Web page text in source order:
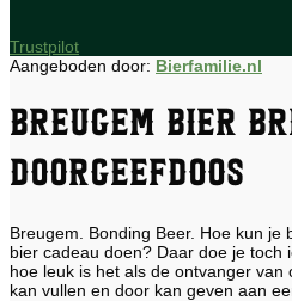
Trustpilot
Aangeboden door: Bierfamilie.nl
Breugem Bier
Doorgeefdoos
Breugem. Bonding Beer. Hoe kun je
bier cadeau doen? Daar doe je toch
hoe leuk is het als de ontvanger van
kan vullen en door kan geven aan